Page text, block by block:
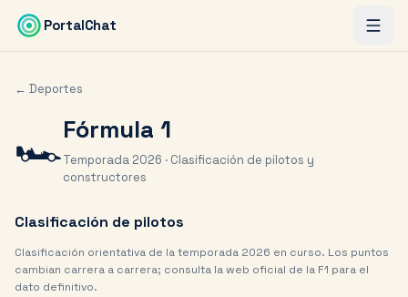
Saltar al contenido principal
PortalChat
← Deportes
🏎️Fórmula 1
Temporada 2026 · Clasificación de pilotos y
constructores
Clasificación de pilotos
Clasificación orientativa de la temporada 2026 en curso. Los puntos
cambian carrera a carrera; consulta la web oficial de la F1 para el
dato definitivo.